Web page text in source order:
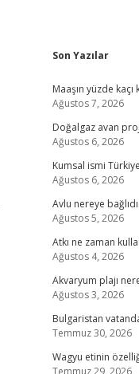
Son Yazılar
Maaşın yüzde
Ağustos 7, 2026
Doğalgaz avan
Ağustos 6, 2026
Kumsal ismi
Ağustos 6, 2026
Avlu nereye
Ağustos 5, 2026
Atkı ne zaman
Ağustos 4, 2026
Akvaryum plajı
Ağustos 3, 2026
Bulgaristan
Temmuz 30, 2026
Wagyu etinin
Temmuz 29, 2026